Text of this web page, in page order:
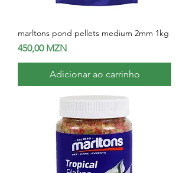
marltons pond pellets medium 2mm 1kg
Preço
450,00 MZN
Adicionar ao carrinho